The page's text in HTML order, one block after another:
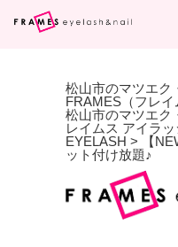
松山市のマツエク
FRAMES（フレイ
松山市のマツエク
レイムス アイラ
EYELASH >
【
ット付け放題♪